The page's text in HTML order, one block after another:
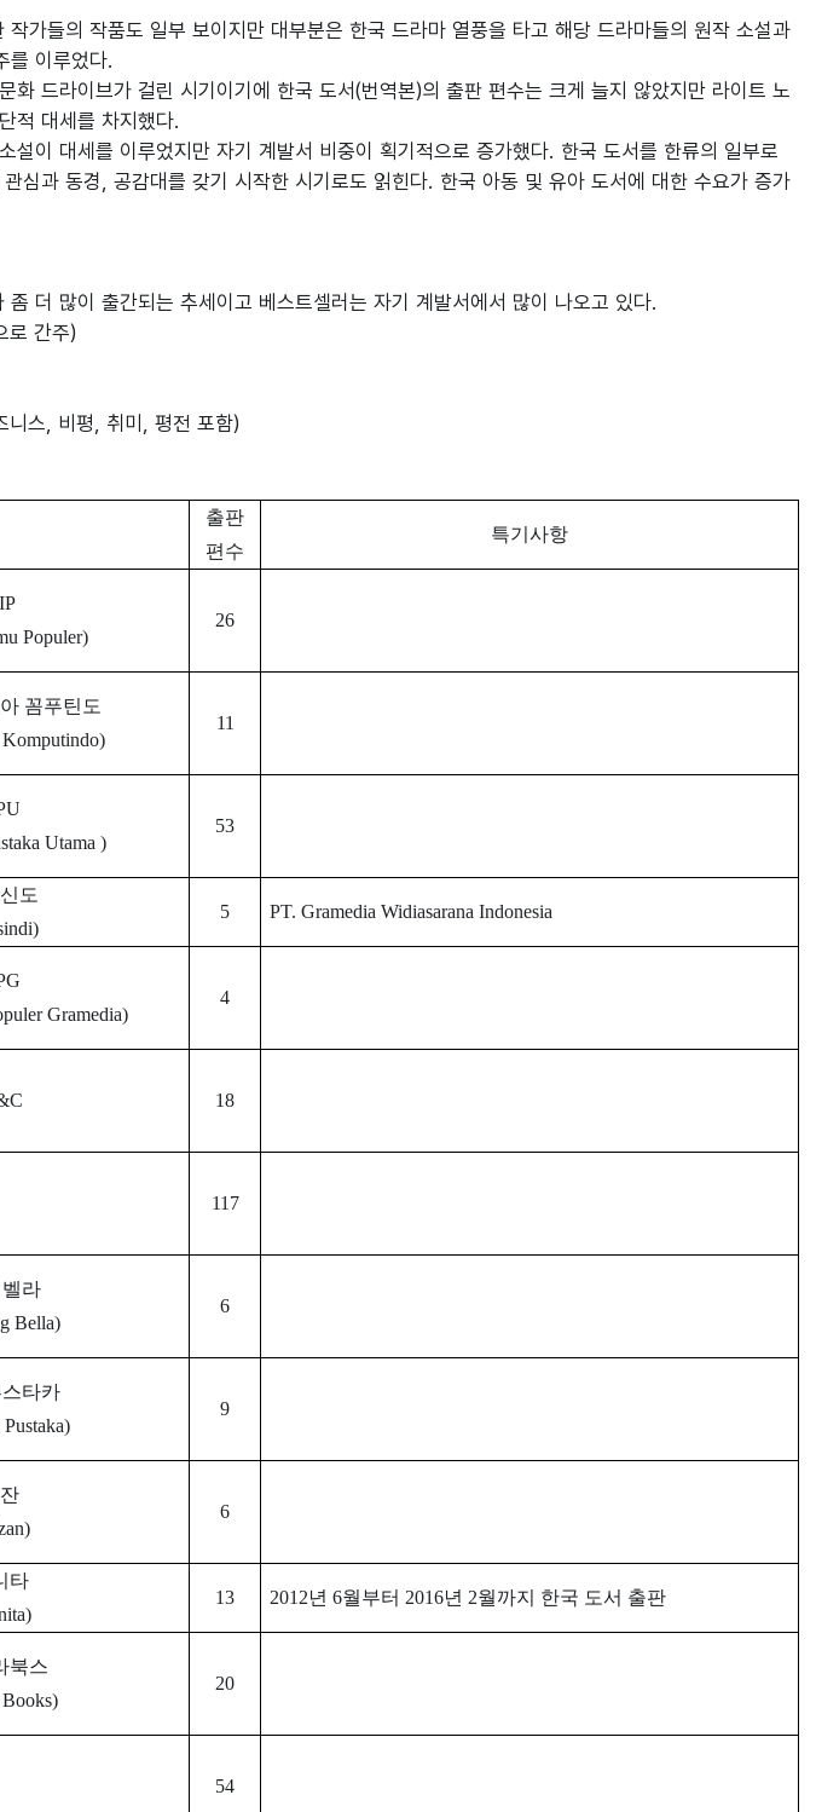
를 이루었다.
적 대세를 차지했다.
심과 동경, 공감대를 갖기 시작한 시기로도 읽힌다. 한국 아동 및 유아 도서에 대한 수요가 증가
더 많이 출간되는 추세이고 베스트셀러는 자기 계발서에서 많이 나오고 있다.
출판
편수
특기사항
Populer)
26
꼼푸틴도
11
Utama )
53
도
5 PT. Gramedia Widiasarana Indonesia
Gramedia)
4
18
117
라
Bella)
6
타카
9
6
타
13 2012년 6월부터 2016년 2월까지 한국 도서 출판
북스
20
54